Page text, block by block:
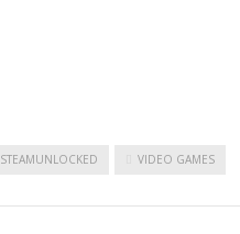
STEAMUNLOCKED VIDEO GAMES